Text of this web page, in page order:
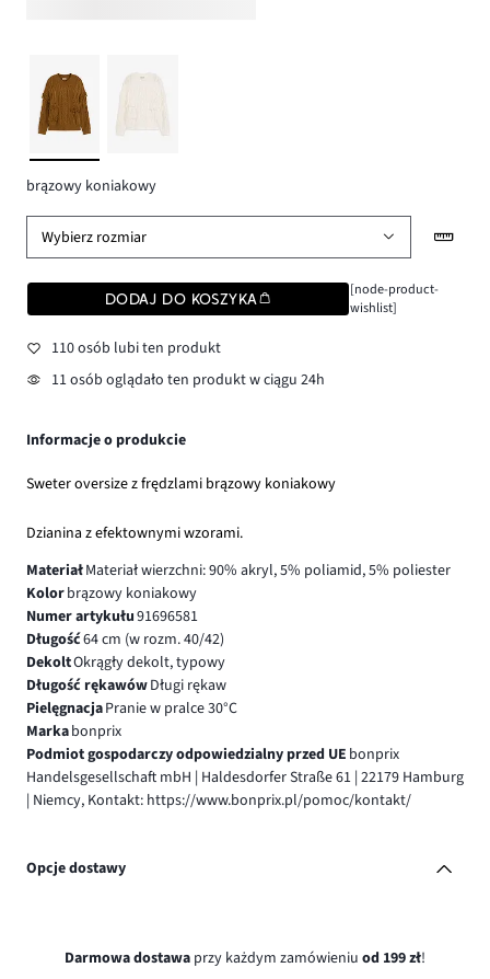
brązowy koniakowy
Wybierz rozmiar
DODAJ DO KOSZYKA
[node-product-
wishlist]
110 osób lubi ten produkt
11 osób oglądało ten produkt w ciągu 24h
Informacje o produkcie
Sweter oversize z frędzlami brązowy koniakowy
Dzianina z efektownymi wzorami.
MateriałMateriał wierzchni: 90% akryl, 5% poliamid, 5% poliester
Kolorbrązowy koniakowy
Numer artykułu91696581
Długość64 cm (w rozm. 40/42)
DekoltOkrągły dekolt, typowy
Długość rękawówDługi rękaw
PielęgnacjaPranie w pralce 30°C
Markabonprix
Podmiot gospodarczy odpowiedzialny przed UE bonprix
Handelsgesellschaft mbH | Haldesdorfer Straße 61 | 22179 Hamburg
| Niemcy, Kontakt: https://www.bonprix.pl/pomoc/kontakt/
Opcje dostawy
Darmowa dostawa przy każdym zamówieniu od 199 zł!